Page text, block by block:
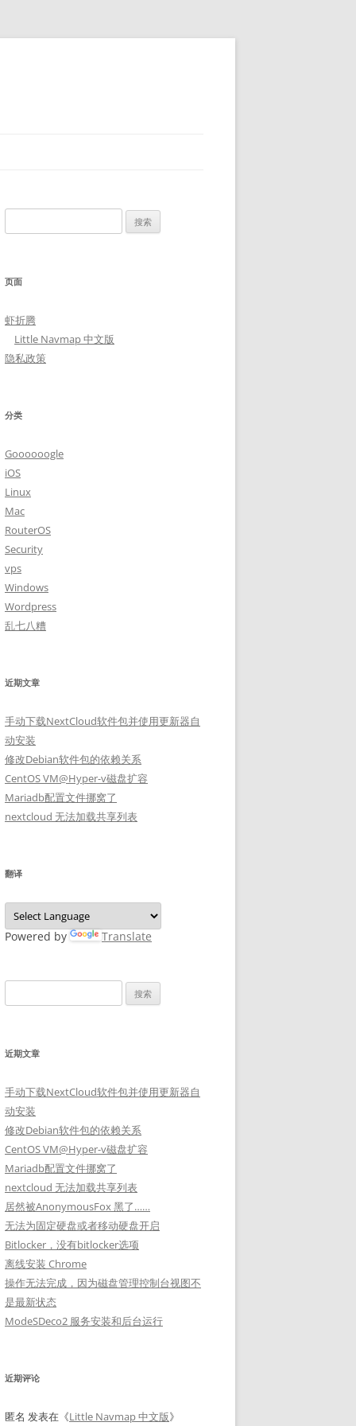
索：
页面
虾折腾
Little Navmap 中文版
隐私政策
分类
Goooooogle
iOS
Linux
Mac
RouterOS
Security
vps
Windows
Wordpress
乱七八糟
近期文章
手动下载NextCloud软件包并使用更新器自
动安装
修改Debian软件包的依赖关系
CentOS VM@Hyper-v磁盘扩容
Mariadb配置文件挪窝了
nextcloud 无法加载共享列表
翻译
Powered by Translate
索：
近期文章
手动下载NextCloud软件包并使用更新器自
动安装
修改Debian软件包的依赖关系
CentOS VM@Hyper-v磁盘扩容
Mariadb配置文件挪窝了
nextcloud 无法加载共享列表
居然被AnonymousFox 黑了……
无法为固定硬盘或者移动硬盘开启
Bitlocker，没有bitlocker选项
离线安装 Chrome
操作无法完成，因为磁盘管理控制台视图不
是最新状态
ModeSDeco2 服务安装和后台运行
近期评论
匿名 发表在《Little Navmap 中文版》